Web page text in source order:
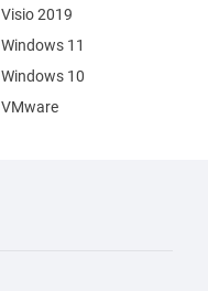
Visio 2019
Windows 11
Windows 10
VMware